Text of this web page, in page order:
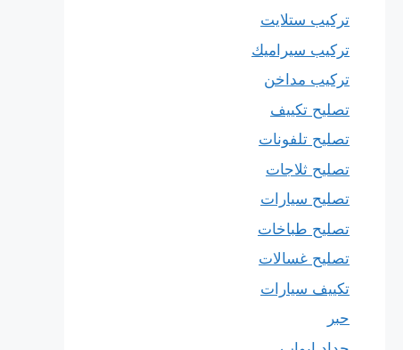
تركيب ستلايت
تركيب سيراميك
تركيب مداخن
تصليح تكييف
تصليح تلفونات
تصليح ثلاجات
تصليح سيارات
تصليح طباخات
تصليح غسالات
تكييف سيارات
حبر